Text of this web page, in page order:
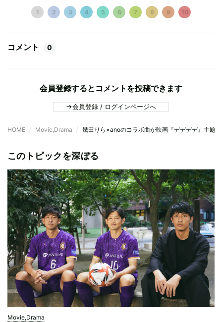
1 2 3 4 5 6 7 8 9 10
コメント 0
会員登録するとコメントを投稿できます
会員登録 / ログインページへ
HOME Movie,Drama 幾田りら×anoのコラボ曲が映画『デデデデ』主題
このトピックを深ぼる
Movie,Drama